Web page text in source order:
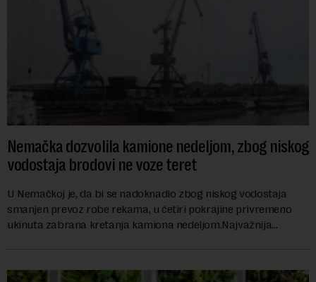
Nemačka dozvolila kamione nedeljom, zbog niskog
vodostaja brodovi ne voze teret
U Nemačkoj je, da bi se nadoknadio zbog niskog vodostaja
smanjen prevoz robe rekama, u četiri pokrajine privremeno
ukinuta zabrana kretanja kamiona nedeljom.Najvažnija